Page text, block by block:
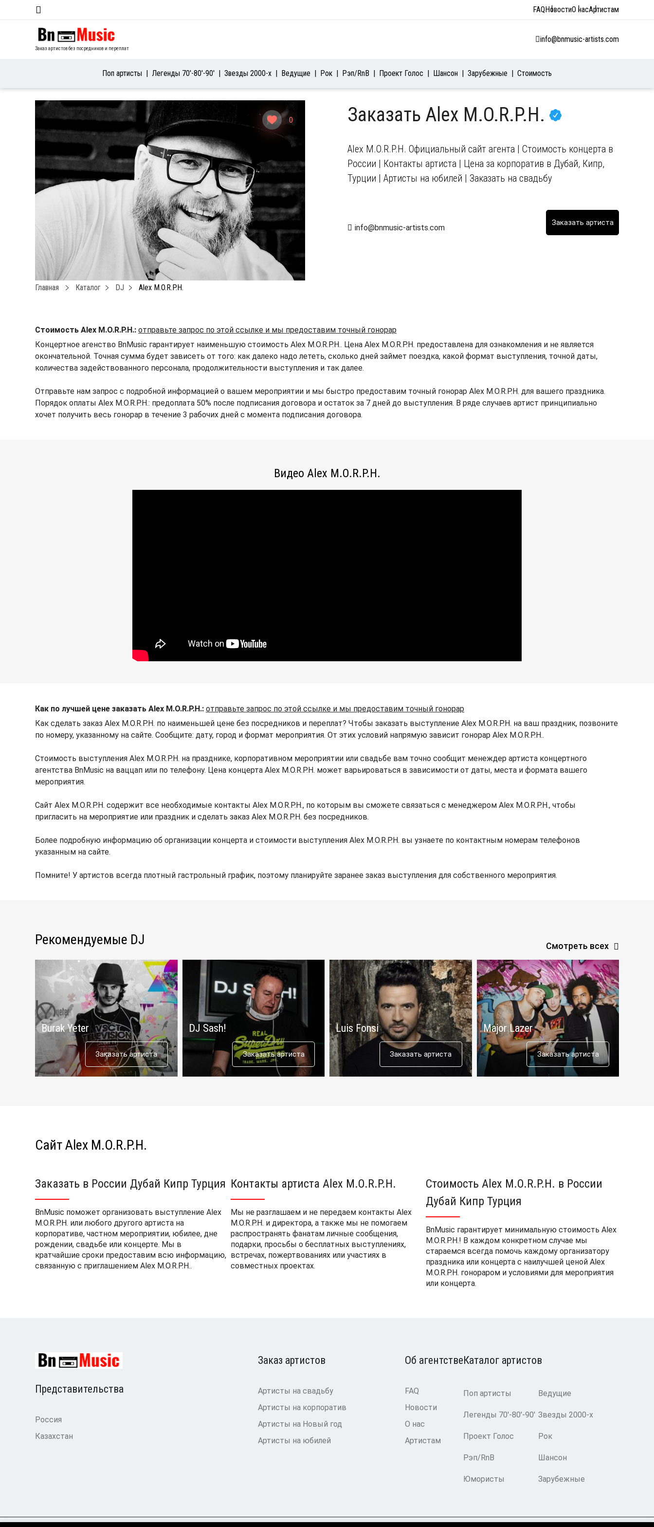
FAQНовостиО насАртистам
Заказ артистов без посредников и переплат
info@bnmusic-artists.com
Поп артисты Легенды 70′-80′-90′ Звезды 2000-х Ведущие Рок Рэп/RnB Проект Голос Шансон Зарубежные Стоимость
0
Главная Каталог DJ Alex M.O.R.P.H.
Заказать Alex M.O.R.P.H.
Alex M.O.R.P.H. Официальный сайт агента | Стоимость концерта в
России | Контакты артиста | Цена за корпоратив в Дубай, Кипр,
Турции | Артисты на юбилей | Заказать на свадьбу
info@bnmusic-artists.com
Стоимость Alex M.O.R.P.H.: отправьте запрос по этой ссылке и мы предоставим точный гонорар
Концертное агенство BnMusic гарантирует наименьшую стоимость Alex M.O.R.P.H.. Цена Alex M.O.R.P.H. предоставлена для ознакомления и не является
окончательной. Точная сумма будет зависеть от того: как далеко надо лететь, сколько дней займет поездка, какой формат выступления, точной даты,
количества задействованного персонала, продолжительности выступления и так далее.
Отправьте нам запрос с подробной информацией о вашем мероприятии и мы быстро предоставим точный гонорар Alex M.O.R.P.H. для вашего праздника.
Порядок оплаты Alex M.O.R.P.H.: предоплата 50% после подписания договора и остаток за 7 дней до выступления. В ряде случаев артист принципиально
хочет получить весь гонорар в течение 3 рабочих дней с момента подписания договора.
Видео Alex M.O.R.P.H.
Как по лучшей цене заказать Alex M.O.R.P.H.: отправьте запрос по этой ссылке и мы предоставим точный гонорар
Как сделать заказ Alex M.O.R.P.H. по наименьшей цене без посредников и переплат? Чтобы заказать выступление Alex M.O.R.P.H. на ваш праздник, позвоните
по номеру, указанному на сайте. Сообщите: дату, город и формат мероприятия. От этих условий напрямую зависит гонорар Alex M.O.R.P.H..
Стоимость выступления Alex M.O.R.P.H. на празднике, корпоративном мероприятии или свадьбе вам точно сообщит менеждер артиста концертного
агентства BnMusic на ваццап или по телефону. Цена концерта Alex M.O.R.P.H. может варьироваться в зависимости от даты, места и формата вашего
мероприятия.
Сайт Alex M.O.R.P.H. содержит все необходимые контакты Alex M.O.R.P.H., по которым вы сможете связаться с менеджером Alex M.O.R.P.H., чтобы
пригласить на мероприятие или праздник и сделать заказ Alex M.O.R.P.H. без посредников.
Более подробную информацию об организации концерта и стоимости выступления Alex M.O.R.P.H. вы узнаете по контактным номерам телефонов
указанным на сайте.
Помните! У артистов всегда плотный гастрольный график, поэтому планируйте заранее заказ выступления для собственного мероприятия.
Смотреть всех
Рекомендуемые DJ
Burak Yeter
Заказать артиста
DJ Sash!
Заказать артиста
Luis Fonsi
Заказать артиста
Major Lazer
Заказать артиста
Сайт Alex M.O.R.P.H.
Заказать в России Дубай Кипр Турция
BnMusic поможет организовать выступление Alex
M.O.R.P.H. или любого другого артиста на
корпоративе, частном мероприятии, юбилее, дне
рождении, свадьбе или концерте. Мы в
кратчайшие сроки предоставим всю информацию,
связанную с приглашением Alex M.O.R.P.H..
Контакты артиста Alex M.O.R.P.H.
Мы не разглашаем и не передаем контакты Alex
M.O.R.P.H. и директора, а также мы не помогаем
распространять фанатам личные сообщения,
подарки, просьбы о бесплатных выступлениях,
встречах, пожертвованиях или участиях в
совместных проектах.
Стоимость Alex M.O.R.P.H. в России
Дубай Кипр Турция
BnMusic гарантирует минимальную стоимость Alex
M.O.R.P.H.! В каждом конкретном случае мы
стараемся всегда помочь каждому организатору
праздника или концерта с наилучшей ценой Alex
M.O.R.P.H. гонораром и условиями для мероприятия
или концерта.
Представительства
Россия
Казахстан
Каталог артистов
Поп артисты Ведущие
Легенды 70′-80′-90′ Звезды 2000-х
Проект Голос Рок
Рэп/RnB Шансон
Юмористы Зарубежные
Заказ артистов
Артисты на свадьбу
Артисты на корпоратив
Артисты на Новый год
Артисты на юбилей
Об агентстве
FAQ
Новости
О нас
Артистам